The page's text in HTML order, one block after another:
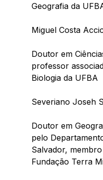
Geografia da
Miguel Costa
Doutor em
professor
Biologia da UFBA
Severiano Joseh
Doutor em
pelo
Salvador,
Fundação Terra